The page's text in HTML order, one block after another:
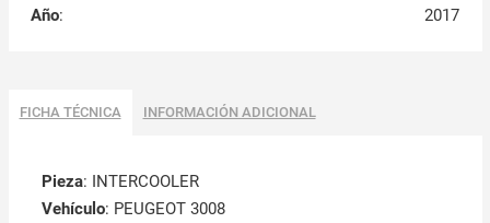
Año: 2017
FICHA TÉCNICA INFORMACIÓN ADICIONAL
Pieza: INTERCOOLER
Vehículo: PEUGEOT 3008